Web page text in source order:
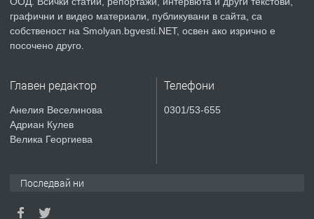
преди 2 години
ПРЕДЛАГА КЪЩА В МАРОНЯ
ТЪРСИ
графични и видео материали, публикувани в сайта, са
собственост на Smolyan.bgvesti.NET, освен ако изрично е
посочено друго.
Главен редактор
Анелия Веселинова
Адриан Кулев
Велика Георгиева
Телефони
0301/53-655
Последвай ни